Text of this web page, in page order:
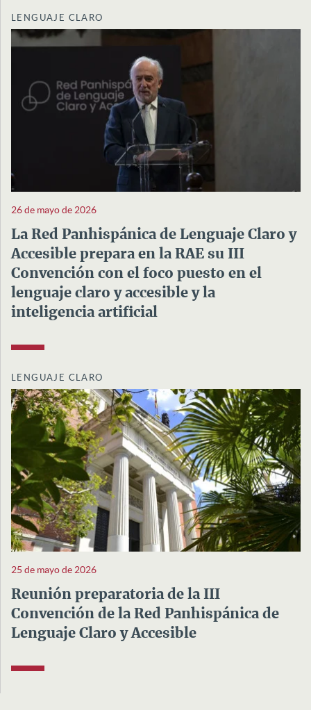
LENGUAJE CLARO
26 de mayo de 2026
La Red Panhispánica de Lenguaje Claro y
Accesible prepara en la RAE su III
Convención con el foco puesto en el
lenguaje claro y accesible y la
inteligencia artificial
LENGUAJE CLARO
25 de mayo de 2026
Reunión preparatoria de la III
Convención de la Red Panhispánica de
Lenguaje Claro y Accesible